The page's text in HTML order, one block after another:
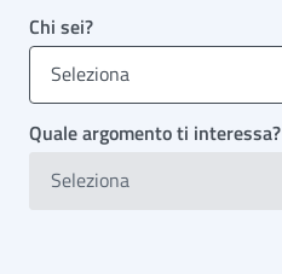
Chi sei?
Seleziona
Quale argomento ti interessa?
Seleziona